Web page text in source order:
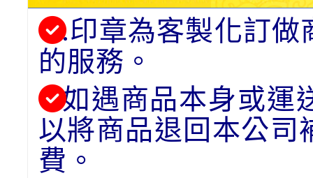
.印章為客製化訂做
的服務。
如遇商品本身或運
以將商品退回本公司
費。